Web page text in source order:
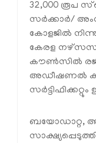
32,000 രൂപ
സര്‍ക്കാര്‍/
കോളജില്‍
കേരള
കൗണ്‍സില്‍
അഡീഷണല്‍
ബയോഡാറ്റ,